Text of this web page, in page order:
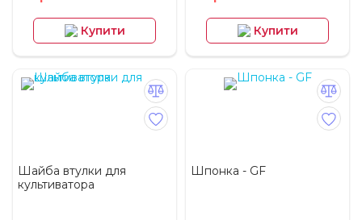
Купити Купити
Шайба втулки для
культиватора
Шпонка - GF